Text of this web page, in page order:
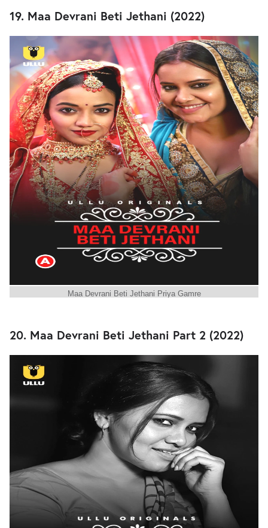
19. Maa Devrani Beti Jethani (2022)
Maa Devrani Beti Jethani Priya Gamre
20. Maa Devrani Beti Jethani Part 2 (2022)